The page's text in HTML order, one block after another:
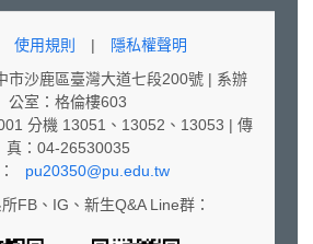
使用規則 |
隱私權聲明
市沙鹿區臺灣大道七段200號 | 系辦
公室：格倫樓603
分機 13051、13052、13053 | 傳
真：04-26530035
pu20350@pu.edu.tw
FB、IG、新生Q&A Line群：